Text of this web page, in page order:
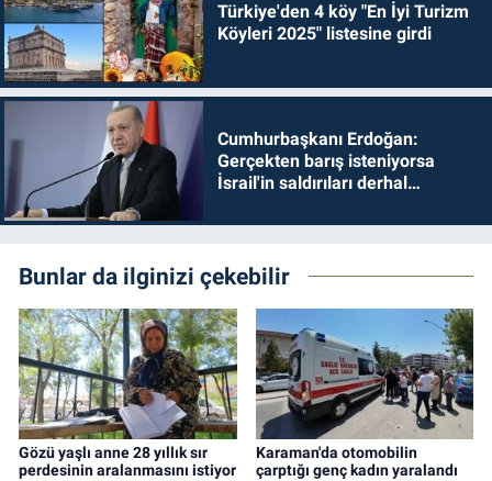
Türkiye'den 4 köy "En İyi Turizm
Köyleri 2025" listesine girdi
Cumhurbaşkanı Erdoğan:
Gerçekten barış isteniyorsa
İsrail'in saldırıları derhal
Bunlar da ilginizi çekebilir
Gözü yaşlı anne 28 yıllık sır
perdesinin aralanmasını istiyor
Karaman'da otomobilin
çarptığı genç kadın yaralandı